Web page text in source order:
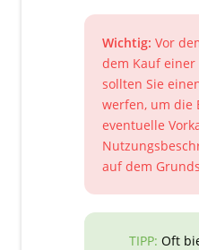
Wichtig: Vor
dem Kauf
sollten Sie
werfen, um die
eventuelle
auf dem
TIPP: Oft